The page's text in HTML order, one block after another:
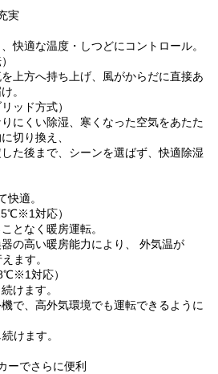
実
快適な温度・しつどにコントロール。
上方へ持ち上げ、風がからだに直接あ
。
ッド方式）
にくい除湿、寒くなった空気をあたた
切り換え、
た後まで、シーンを選ばず、快適除湿
快適。
対応）
となく暖房運転。
の高い暖房能力により、 外気温が
ます。
対応）
けます。
で、高外気環境でも運転できるように
けます。
ーでさらに便利